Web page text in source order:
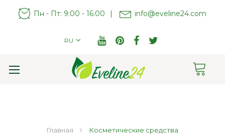
Пн - Пт: 9:00 - 16:00 | info@eveline24.com
RU
Главная Косметические средства